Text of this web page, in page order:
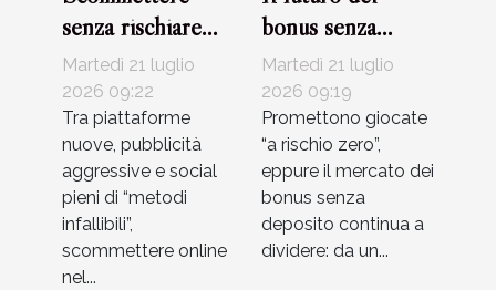
senza rischiare
truffe: errori
comuni da evitare
Martedì 21 luglio
2026 09:22
Tra piattaforme
nuove, pubblicità
aggressive e social
pieni di “metodi
infallibili”,
scommettere online
nel...
bonus senza
deposito:
tendenza reale o
solo marketing?
Martedì 21 luglio
2026 09:19
Promettono giocate
“a rischio zero”,
eppure il mercato dei
bonus senza
deposito continua a
dividere: da un...